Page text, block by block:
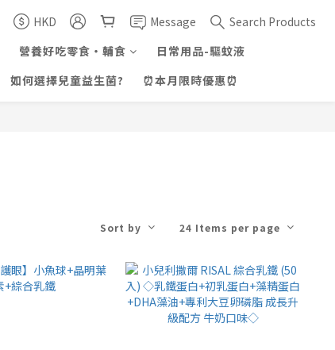
HKD Message
Search Products
營養好吃零食・輔食
日常用品-驅蚊液
如何選擇兒童益生菌? ⏰本月限時優惠⏰
Sort by 24 Items per page